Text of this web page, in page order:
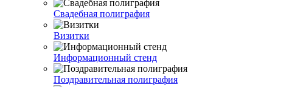
Свадебная полиграфия
Визитки
Информационный стенд
Поздравительная полиграфия